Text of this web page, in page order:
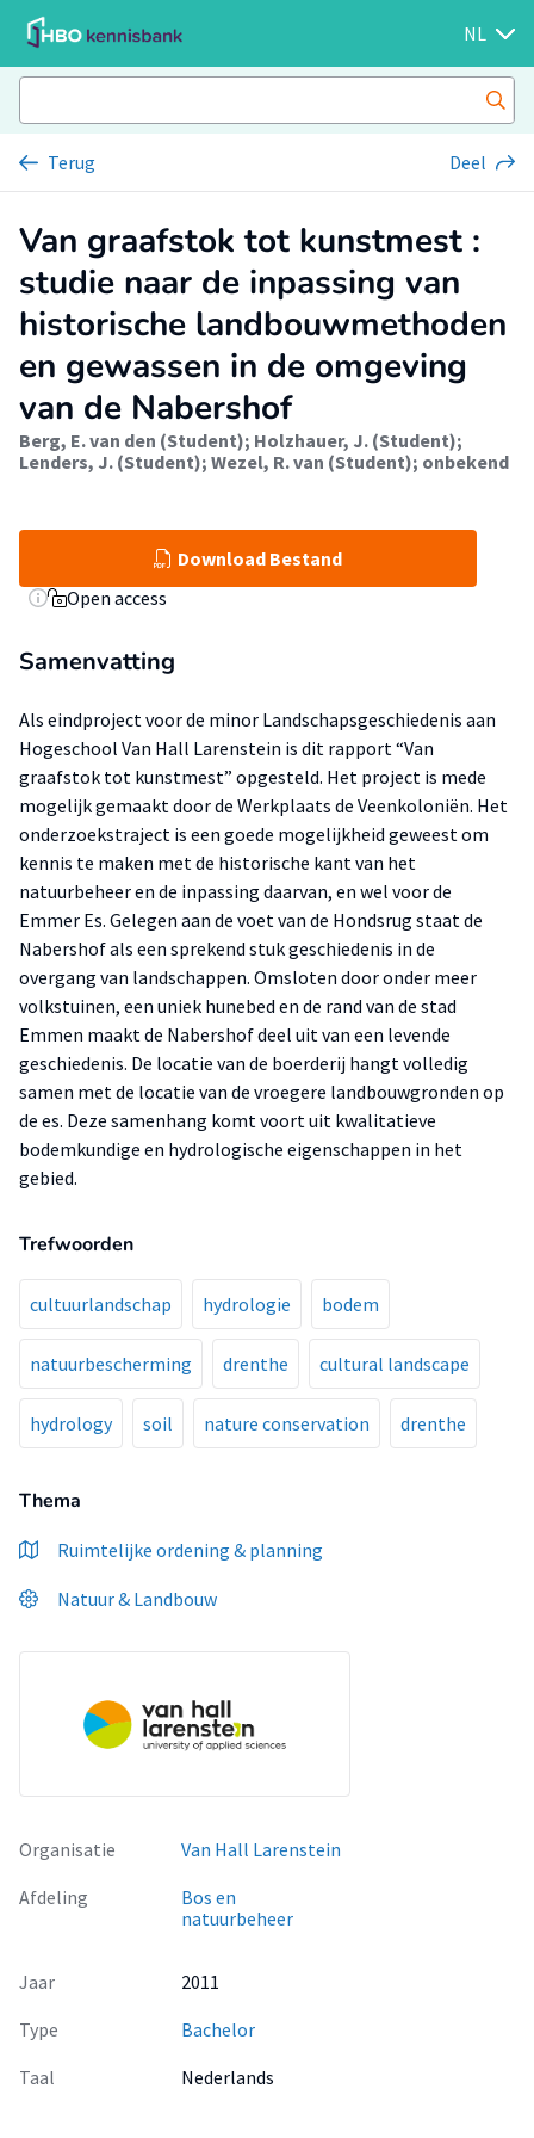
NL
Terug Deel
Van graafstok tot kunstmest :
studie naar de inpassing van
historische landbouwmethoden
en gewassen in de omgeving
van de Nabershof
Berg, E. van den (Student); Holzhauer, J. (Student);
Lenders, J. (Student); Wezel, R. van (Student); onbekend
Download Bestand
Open access
Samenvatting
Als eindproject voor de minor Landschapsgeschiedenis aan
Hogeschool Van Hall Larenstein is dit rapport “Van
graafstok tot kunstmest” opgesteld. Het project is mede
mogelijk gemaakt door de Werkplaats de Veenkoloniën. Het
onderzoekstraject is een goede mogelijkheid geweest om
kennis te maken met de historische kant van het
natuurbeheer en de inpassing daarvan, en wel voor de
Emmer Es. Gelegen aan de voet van de Hondsrug staat de
Nabershof als een sprekend stuk geschiedenis in de
overgang van landschappen. Omsloten door onder meer
volkstuinen, een uniek hunebed en de rand van de stad
Emmen maakt de Nabershof deel uit van een levende
geschiedenis. De locatie van de boerderij hangt volledig
samen met de locatie van de vroegere landbouwgronden op
de es. Deze samenhang komt voort uit kwalitatieve
bodemkundige en hydrologische eigenschappen in het
gebied.
Trefwoorden
cultuurlandschap hydrologie bodem
natuurbescherming drenthe cultural landscape
hydrology soil nature conservation drenthe
Thema
Ruimtelijke ordening & planning
Natuur & Landbouw
Organisatie
Van Hall Larenstein
Afdeling
Bos en
natuurbeheer
Jaar
2011
Type
Bachelor
Taal
Nederlands